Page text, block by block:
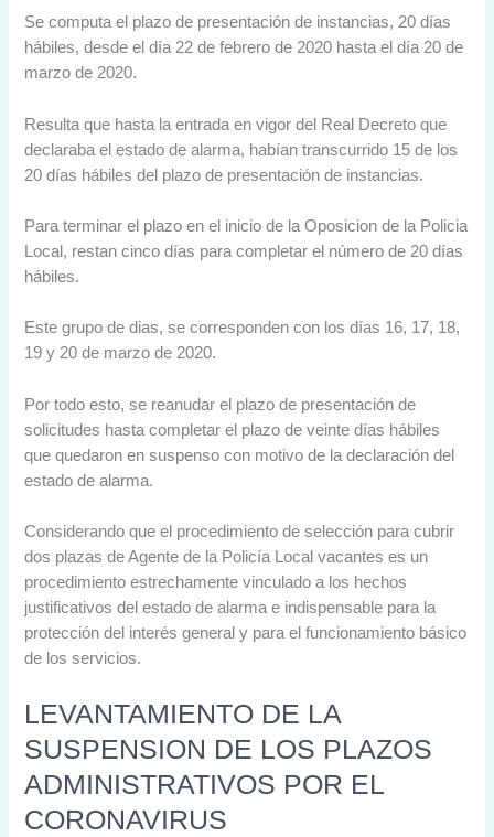
Se computa el plazo de presentación de instancias, 20 días
hábiles, desde el día 22 de febrero de 2020 hasta el día 20 de
marzo de 2020.
Resulta que hasta la entrada en vigor del Real Decreto que
declaraba el estado de alarma, habían transcurrido 15 de los
20 días hábiles del plazo de presentación de instancias.
Para terminar el plazo en el inicio de la Oposicion de la Policia
Local, restan cinco días para completar el número de 20 días
hábiles.
Este grupo de dias, se corresponden con los días 16, 17, 18,
19 y 20 de marzo de 2020.
Por todo esto, se reanudar el plazo de presentación de
solicitudes hasta completar el plazo de veinte días hábiles
que quedaron en suspenso con motivo de la declaración del
estado de alarma.
Considerando que el procedimiento de selección para cubrir
dos plazas de Agente de la Policía Local vacantes es un
procedimiento estrechamente vinculado a los hechos
justificativos del estado de alarma e indispensable para la
protección del interés general y para el funcionamiento básico
de los servicios.
LEVANTAMIENTO DE LA
SUSPENSION DE LOS PLAZOS
ADMINISTRATIVOS POR EL
CORONAVIRUS